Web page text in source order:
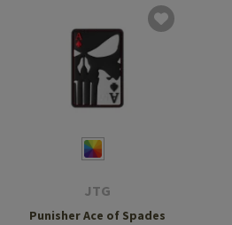
JTG
Punisher Ace of Spades